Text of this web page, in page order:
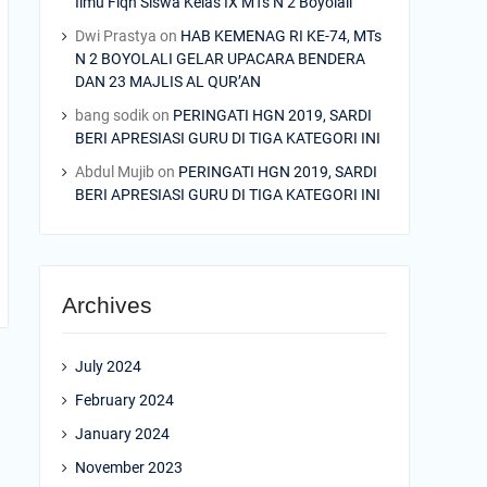
Dwi Prastya on HAB KEMENAG RI KE-74, MTs
N 2 BOYOLALI GELAR UPACARA BENDERA
DAN 23 MAJLIS AL QUR’AN
bang sodikon PERINGATI HGN 2019, SARDI
BERI APRESIASI GURU DI TIGA KATEGORI INI
Abdul Mujib on PERINGATI HGN 2019, SARDI
BERI APRESIASI GURU DI TIGA KATEGORI INI
Archives
July 2024
February 2024
January 2024
November 2023